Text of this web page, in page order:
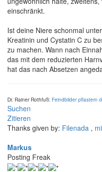
einschränkt.
Ist deine Niere schonmal
Kreatinin und Cystatin C zu
zu machen. Wann nach
das mit dem reduzierten
hat das nach Absetzen
Dr. Rainer Rothfuß: Feindbilder pflastern
Suchen
Zitieren
Thanks given by: Filenada ,
Markus
Posting Freak